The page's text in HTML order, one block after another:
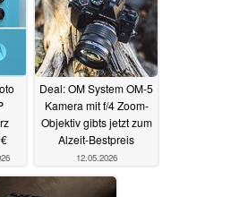
Deal: OM System OM-5
Kamera mit f/4 Zoom-
Objektiv gibts jetzt zum
Alzeit-Bestpreis
12.05.2026